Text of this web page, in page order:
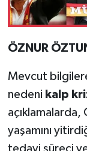
ÖZNUR
Mevcut
nedeni kalp
açıklamalarda,
yaşamını